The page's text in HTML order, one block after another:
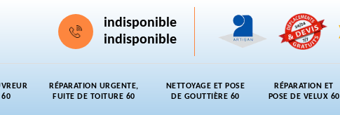
indisponible
indisponible
60
RÉPARATION URGENTE,
FUITE DE TOITURE 60
NETTOYAGE ET POSE
DE GOUTTIÈRE 60
RÉPARATION ET
POSE DE VELUX 60